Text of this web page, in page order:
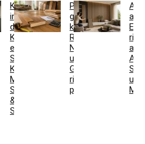
Kaffeestation
in
der
Küche
einrichten:
Sideboard,
Kaffeeschrank,
Maße,
Steckdosen
&
Stauraum
Parkett
günstig
kaufen:
Restposten,
Nutzschicht
und
Gesamtkosten
richtig
prüfen
aus
und